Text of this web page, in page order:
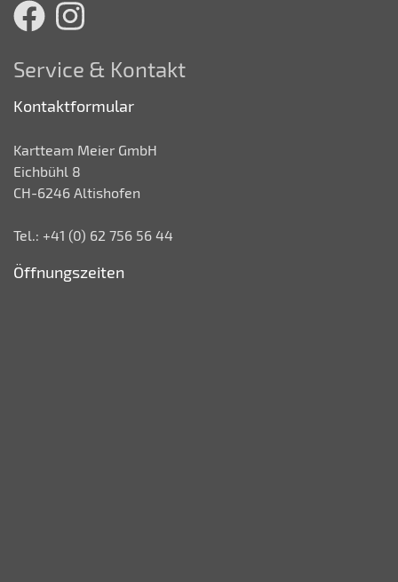
Service & Kontakt
Kontaktformular
Kartteam Meier GmbH
Eichbühl 8
CH-6246 Altishofen
Tel.: +41 (0) 62 756 56 44
Öffnungszeiten